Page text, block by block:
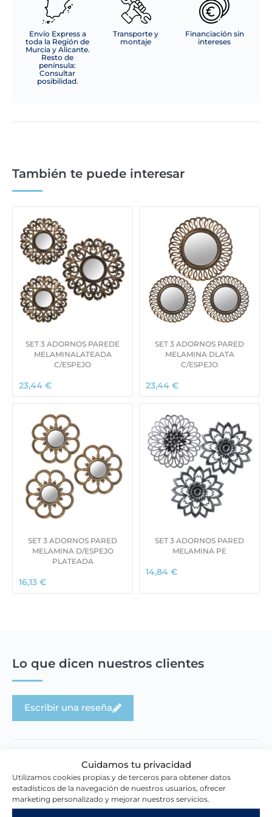
Cuidamos tu privacidad
Utilizamos cookies propias y de terceros para obtener datos
estadísticos de la navegación de nuestros usuarios, ofrecer
marketing personalizado y mejorar nuestros servicios.
Envío Express a
toda la Región de
Murcia y Alicante.
Resto de
península:
Consultar
posibilidad.
Transporte y
montaje
Financiación sin
intereses
También te puede interesar
SET 3 ADORNOS PAREDE
MELAMINALATEADA
C/ESPEJO
23,44 €
SET 3 ADORNOS PARED
MELAMINA DLATA
C/ESPEJO
23,44 €
SET 3 ADORNOS PARED
MELAMINA D/ESPEJO
PLATEADA
16,13 €
SET 3 ADORNOS PARED
MELAMINA PE
14,84 €
Lo que dicen nuestros clientes
Escribir una reseña
Novedades en la tienda